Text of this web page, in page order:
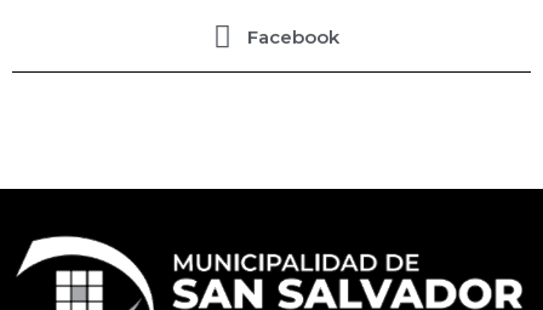
Facebook